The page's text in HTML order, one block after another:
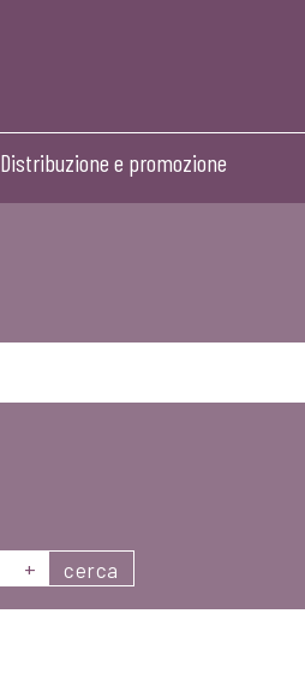
Distribuzione e promozione
+ cerca